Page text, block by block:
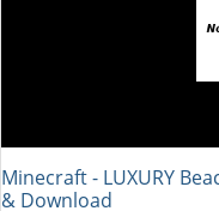
Minecraft - LUXURY
& Download